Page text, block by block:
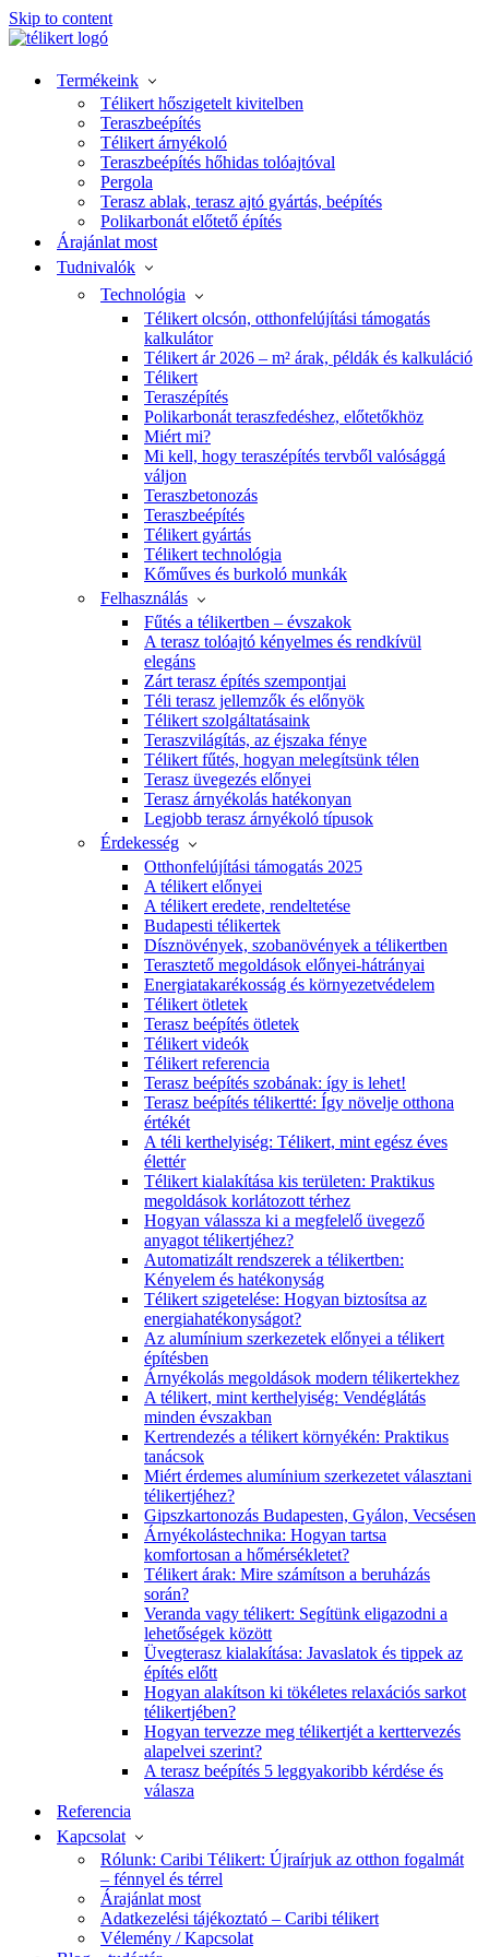
Skip to content
Termékeink
Télikert hőszigetelt kivitelben
Teraszbeépítés
Télikert árnyékoló
Teraszbeépítés hőhidas tolóajtóval
Pergola
Terasz ablak, terasz ajtó gyártás, beépítés
Polikarbonát előtető építés
Árajánlat most
Tudnivalók
Technológia
Télikert olcsón, otthonfelújítási támogatás
kalkulátor
Télikert ár 2026 – m² árak, példák és kalkuláció
Télikert
Teraszépítés
Polikarbonát teraszfedéshez, előtetőkhöz
Miért mi?
Mi kell, hogy teraszépítés tervből valósággá
váljon
Teraszbetonozás
Teraszbeépítés
Télikert gyártás
Télikert technológia
Kőműves és burkoló munkák
Felhasználás
Fűtés a télikertben – évszakok
A terasz tolóajtó kényelmes és rendkívül
elegáns
Zárt terasz építés szempontjai
Téli terasz jellemzők és előnyök
Télikert szolgáltatásaink
Teraszvilágítás, az éjszaka fénye
Télikert fűtés, hogyan melegítsünk télen
Terasz üvegezés előnyei
Terasz árnyékolás hatékonyan
Legjobb terasz árnyékoló típusok
Érdekesség
Otthonfelújítási támogatás 2025
A télikert előnyei
A télikert eredete, rendeltetése
Budapesti télikertek
Dísznövények, szobanövények a télikertben
Terasztető megoldások előnyei-hátrányai
Energiatakarékosság és környezetvédelem
Télikert ötletek
Terasz beépítés ötletek
Télikert videók
Télikert referencia
Terasz beépítés szobának: így is lehet!
Terasz beépítés télikertté: Így növelje otthona
értékét
A téli kerthelyiség: Télikert, mint egész éves
élettér
Télikert kialakítása kis területen: Praktikus
megoldások korlátozott térhez
Hogyan válassza ki a megfelelő üvegező
anyagot télikertjéhez?
Automatizált rendszerek a télikertben:
Kényelem és hatékonyság
Télikert szigetelése: Hogyan biztosítsa az
energiahatékonyságot?
Az alumínium szerkezetek előnyei a télikert
építésben
Árnyékolás megoldások modern télikertekhez
A télikert, mint kerthelyiség: Vendéglátás
minden évszakban
Kertrendezés a télikert környékén: Praktikus
tanácsok
Miért érdemes alumínium szerkezetet választani
télikertjéhez?
Gipszkartonozás Budapesten, Gyálon, Vecsésen
Árnyékolástechnika: Hogyan tartsa
komfortosan a hőmérsékletet?
Télikert árak: Mire számítson a beruházás
során?
Veranda vagy télikert: Segítünk eligazodni a
lehetőségek között
Üvegterasz kialakítása: Javaslatok és tippek az
építés előtt
Hogyan alakítson ki tökéletes relaxációs sarkot
télikertjében?
Hogyan tervezze meg télikertjét a kerttervezés
alapelvei szerint?
A terasz beépítés 5 leggyakoribb kérdése és
válasza
Referencia
Kapcsolat
Rólunk: Caribi Télikert: Újraírjuk az otthon fogalmát
– fénnyel és térrel
Árajánlat most
Adatkezelési tájékoztató – Caribi télikert
Vélemény / Kapcsolat